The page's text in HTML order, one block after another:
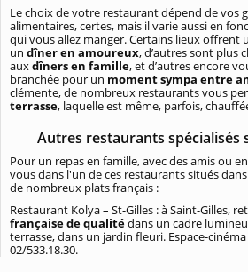
Le choix de votre restaurant dépend de vos
alimentaires, certes, mais il varie aussi en
qui vous allez manger. Certains lieux
un dîner en amoureux, d’autres sont plus
auxdîners en famille, et d’autres encore
branchée pour un moment sympa entre
clémente, de nombreux restaurants vous
terrasse, laquelle est même, parfois,
Autres restaurants spécialisés
Pour un repas en famille, avec des amis ou
vous dans l'un de ces restaurants situés
de nombreux plats français :
Restaurant Kolya – St-Gilles : à Saint-Gilles,
française de qualitédans un cadre
terrasse, dans un jardin fleuri. Espace-
02/533.18.30.